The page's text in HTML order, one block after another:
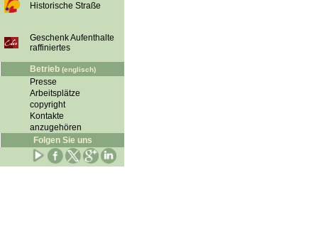
Historische Straße
Geschenk Aufenthalte
raffiniertes
Betrieb (englisch)
Presse
Arbeitsplätze
copyright
Kontakte
anzugehören
Folgen Sie uns